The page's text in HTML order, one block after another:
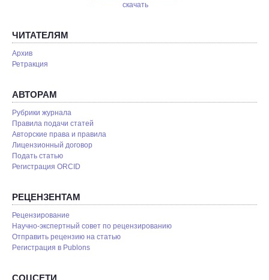
скачать
ЧИТАТЕЛЯМ
Архив
Ретракция
АВТОРАМ
Рубрики журнала
Правила подачи статей
Авторские права и правила
Лицензионный договор
Подать статью
Регистрация ORCID
РЕЦЕНЗЕНТАМ
Рецензирование
Научно-экспертный совет по рецензированию
Отправить рецензию на статью
Pегистрация в Publons
СОЦСЕТИ